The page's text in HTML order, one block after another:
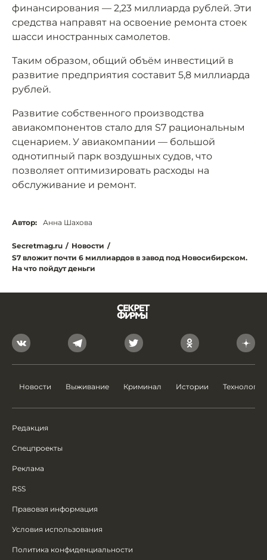
финансирования — 2,23 миллиарда рублей. Эти
средства направят на освоение ремонта стоек
шасси иностранных самолетов.
Таким образом, общий объём инвестиций в
развитие предприятия составит 5,8 миллиарда
рублей.
Развитие собственного производства
авиакомпонентов стало для S7 рациональным
сценарием. У авиакомпании — большой
однотипный парк воздушных судов, что
позволяет оптимизировать расходы на
обслуживание и ремонт.
Автор: Анна Шахова
Secretmag.ru / Новости /
S7 вложит почти 6 миллиардов в завод под Новосибирском.
На что пойдут деньги
Новости Выживание Криминал Истории Технологии
Редакция
Спецпроекты
Реклама
RSS
Правовая информация
Условия использования
Политика конфиденциальности